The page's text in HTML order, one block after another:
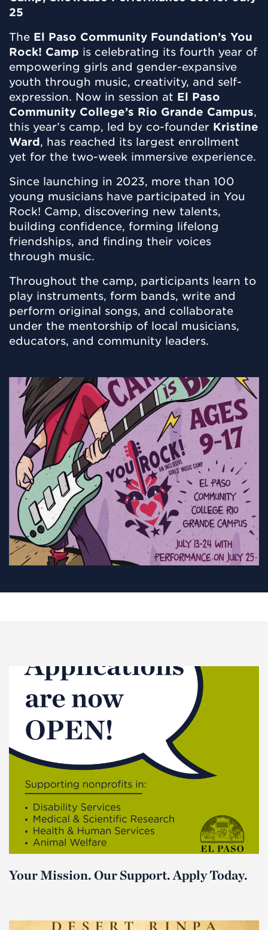
25
The El Paso Community Foundation’s You
Rock! Camp is celebrating its fourth year of
empowering girls and gender-expansive
youth through music, creativity, and self-
expression. Now in session at El Paso
Community College’s Rio Grande Campus,
this year’s camp, led by co-founder Kristine
Ward, has reached its largest enrollment
yet for the two-week immersive experience.
Since launching in 2023, more than 100
young musicians have participated in You
Rock! Camp, discovering new talents,
building confidence, forming lifelong
friendships, and finding their voices
through music.
Throughout the camp, participants learn to
play instruments, form bands, write and
perform original songs, and collaborate
under the mentorship of local musicians,
educators, and community leaders.
Your Mission. Our Support. Apply Today.